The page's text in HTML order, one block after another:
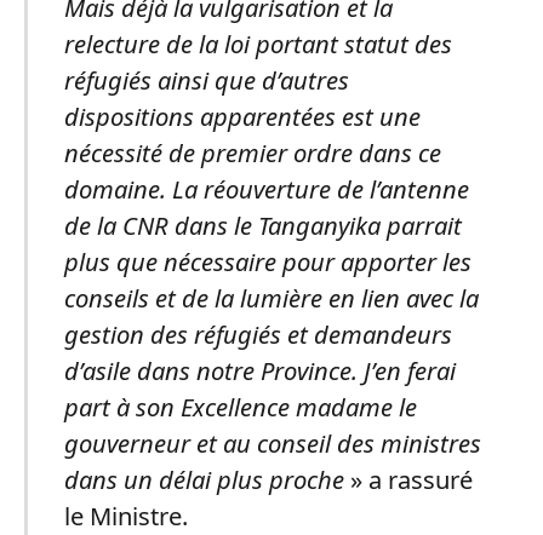
Mais déjà la vulgarisation et la
relecture de la loi portant statut des
réfugiés ainsi que d’autres
dispositions apparentées est une
nécessité de premier ordre dans ce
domaine. La réouverture de l’antenne
de la CNR dans le Tanganyika parrait
plus que nécessaire pour apporter les
conseils et de la lumière en lien avec la
gestion des réfugiés et demandeurs
d’asile dans notre Province. J’en ferai
part à son Excellence madame le
gouverneur et au conseil des ministres
dans un délai plus proche » a rassuré
le Ministre.